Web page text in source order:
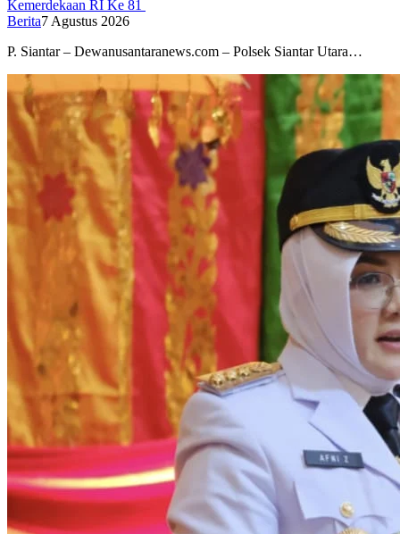
Kemerdekaan RI Ke 81
Berita7 Agustus 2026
P. Siantar – Dewanusantaranews.com – Polsek Siantar Utara…